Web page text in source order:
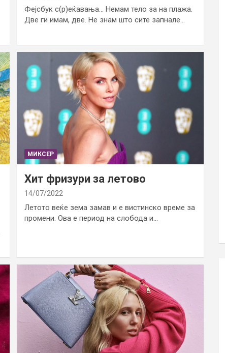
Фејсбук с(р)еќавања… Немам тело за на плажа.
Две ги имам, две. Не знам што сите запнале…
МИКСЕР
Хит фризури за летово
14/07/2022
Летото веќе зема замав и е вистинско време за
промени. Ова е период на слобода и…